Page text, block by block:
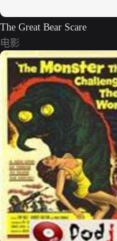
The Great Bear Scare
电影